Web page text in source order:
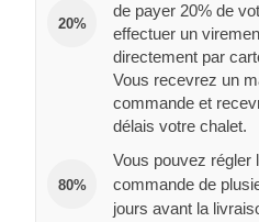
20%
de payer 20% de
effectuer un
directement par
Vous recevrez un
commande et
délais votre chalet.
80%
Vous pouvez régler
commande de
jours avant la